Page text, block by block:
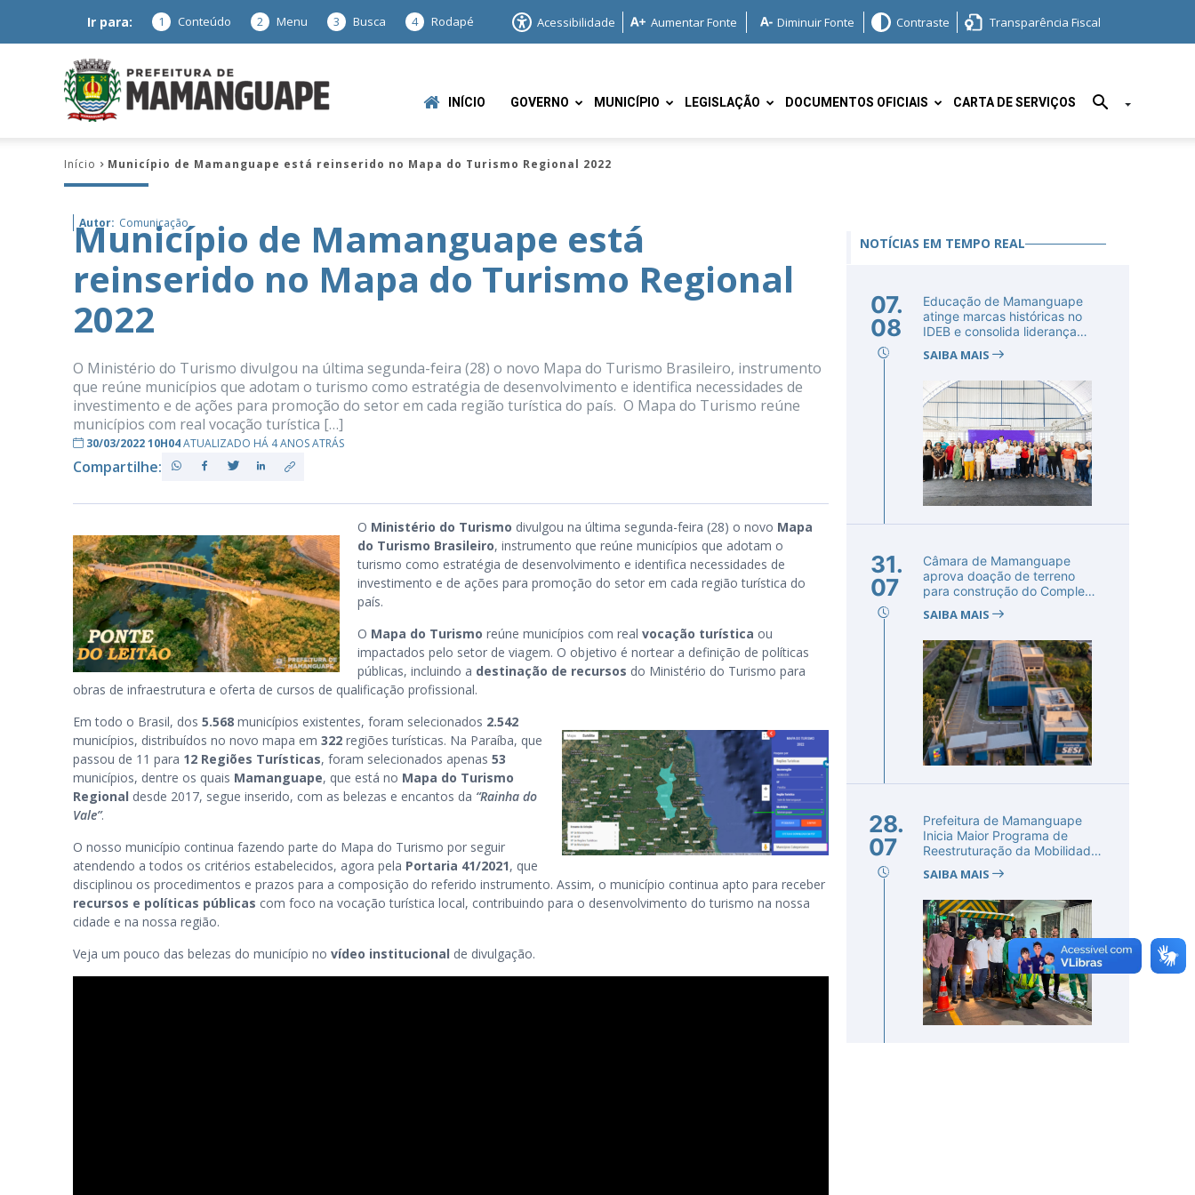
Ir para: 1 Conteúdo 2 Menu 3 Busca 4 Rodapé Acessibilidade Aumentar Fonte Diminuir Fonte Contraste Transparência Fiscal
Mamanguape
–
INÍCIO GOVERNO MUNICÍPIO LEGISLAÇÃO DOCUMENTOS OFICIAIS CARTA DE SERVIÇOS
Início Município de Mamanguape está reinserido no Mapa do Turismo Regional 2022
Autor: Comunicação
Município de Mamanguape está
reinserido no Mapa do Turismo Regional
2022
O Ministério do Turismo divulgou na última segunda-feira (28) o novo Mapa do Turismo Brasileiro, instrumento
que reúne municípios que adotam o turismo como estratégia de desenvolvimento e identifica necessidades de
investimento e de ações para promoção do setor em cada região turística do país. O Mapa do Turismo reúne
municípios com real vocação turística […]
30/03/2022 10H04ATUALIZADO HÁ 4 ANOS ATRÁS
Compartilhe:
O Ministério do Turismo divulgou na última segunda-feira (28) o novo Mapa
do Turismo Brasileiro, instrumento que reúne municípios que adotam o
turismo como estratégia de desenvolvimento e identifica necessidades de
investimento e de ações para promoção do setor em cada região turística do
país.
O Mapa do Turismo reúne municípios com real vocação turística ou
impactados pelo setor de viagem. O objetivo é nortear a definição de políticas
públicas, incluindo a destinação de recursos do Ministério do Turismo para
obras de infraestrutura e oferta de cursos de qualificação profissional.
Em todo o Brasil, dos 5.568 municípios existentes, foram selecionados 2.542
municípios, distribuídos no novo mapa em 322 regiões turísticas. Na Paraíba, que
passou de 11 para 12 Regiões Turísticas, foram selecionados apenas 53
municípios, dentre os quais Mamanguape, que está no Mapa do Turismo
Regional desde 2017, segue inserido, com as belezas e encantos da “Rainha do
Vale”.
O nosso município continua fazendo parte do Mapa do Turismo por seguir
atendendo a todos os critérios estabelecidos, agora pela Portaria 41/2021, que
disciplinou os procedimentos e prazos para a composição do referido instrumento. Assim, o município continua apto para receber
recursos e políticas públicas com foco na vocação turística local, contribuindo para o desenvolvimento do turismo na nossa
cidade e na nossa região.
Veja um pouco das belezas do município no vídeo institucional de divulgação.
NOTÍCIAS EM TEMPO REAL
07.
08
Educação de Mamanguape
atinge marcas históricas no
IDEB e consolida liderança
SAIBA MAIS
31.
07
Câmara de Mamanguape
aprova doação de terreno
para construção do Complexo
SAIBA MAIS
28.
07
Prefeitura de Mamanguape
Inicia Maior Programa de
Reestruturação da Mobilidade
SAIBA MAIS